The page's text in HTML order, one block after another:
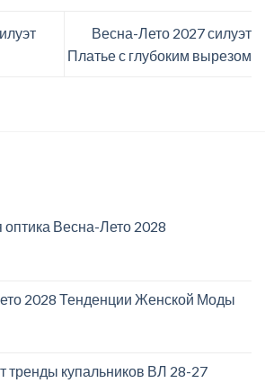
Весна-Лето 2027 силуэт
Платье с глубоким вырезом
Весна-Лето 2028
2028 Тенденции Женской Моды
тренды купальников ВЛ 28-27